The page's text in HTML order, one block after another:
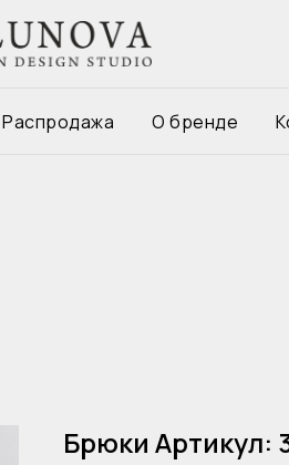
Распродажа О бренде
Брюки Артикул: